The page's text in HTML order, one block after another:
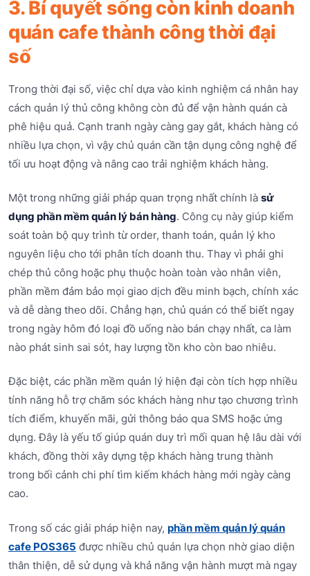
3. Bí quyết sống còn kinh doanh
quán cafe thành công thời đại
số
Trong thời đại số, việc chỉ dựa vào kinh nghiệm cá nhân hay
cách quản lý thủ công không còn đủ để vận hành quán cà
phê hiệu quả. Cạnh tranh ngày càng gay gắt, khách hàng có
nhiều lựa chọn, vì vậy chủ quán cần tận dụng công nghệ để
tối ưu hoạt động và nâng cao trải nghiệm khách hàng.
Một trong những giải pháp quan trọng nhất chính là sử
dụng phần mềm quản lý bán hàng. Công cụ này giúp kiểm
soát toàn bộ quy trình từ order, thanh toán, quản lý kho
nguyên liệu cho tới phân tích doanh thu. Thay vì phải ghi
chép thủ công hoặc phụ thuộc hoàn toàn vào nhân viên,
phần mềm đảm bảo mọi giao dịch đều minh bạch, chính xác
và dễ dàng theo dõi. Chẳng hạn, chủ quán có thể biết ngay
trong ngày hôm đó loại đồ uống nào bán chạy nhất, ca làm
nào phát sinh sai sót, hay lượng tồn kho còn bao nhiêu.
Đặc biệt, các phần mềm quản lý hiện đại còn tích hợp nhiều
tính năng hỗ trợ chăm sóc khách hàng như tạo chương trình
tích điểm, khuyến mãi, gửi thông báo qua SMS hoặc ứng
dụng. Đây là yếu tố giúp quán duy trì mối quan hệ lâu dài với
khách, đồng thời xây dựng tệp khách hàng trung thành
trong bối cảnh chi phí tìm kiếm khách hàng mới ngày càng
cao.
Trong số các giải pháp hiện nay, phần mềm quản lý quán
cafe POS365 được nhiều chủ quán lựa chọn nhờ giao diện
thân thiện, dễ sử dụng và khả năng vận hành mượt mà ngay